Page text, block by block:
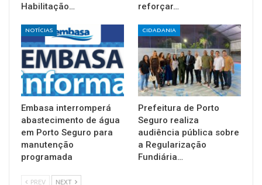
Habilitação…
reforçar…
NOTÍCIAS
Embasa interromperá
abastecimento de água
em Porto Seguro para
manutenção
programada
CIDADANIA
Prefeitura de Porto
Seguro realiza
audiência pública sobre
a Regularização
Fundiária…
PREV NEXT